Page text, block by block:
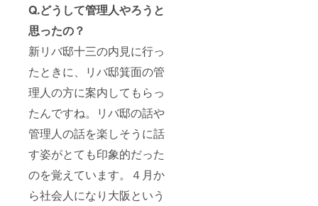
Q.どうして管理人やろうと
思ったの？
新リバ邸十三の内見に行っ
たときに、リバ邸箕面の管
理人の方に案内してもらっ
たんですね。リバ邸の話や
管理人の話を楽しそうに話
す姿がとても印象的だった
のを覚えています。４月か
ら社会人になり大阪という